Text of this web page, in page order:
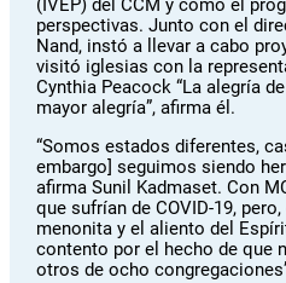
(IVEP) del CCM y cómo el
perspectivas. Junto con el
Nand, instó a llevar a cabo
visitó iglesias con la
Cynthia Peacock “La alegría
mayor alegría”, afirma él.
“Somos estados diferentes,
embargo] seguimos siendo
afirma Sunil Kadmaset. Con
que sufrían de COVID-19,
menonita y el aliento del
contento por el hecho de que
otros de ocho